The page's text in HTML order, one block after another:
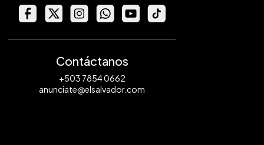
Contáctanos
+503 7854 0662
anunciate@elsalvador.com